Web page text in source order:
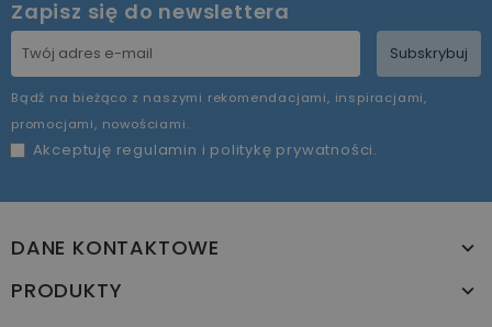
Zapisz się do newslettera
Subskrybuj
Bądź na bieżąco z naszymi rekomendacjami, inspiracjami,
promocjami, nowościami.
Akceptuję regulamin i politykę prywatności.
DANE KONTAKTOWE
PRODUKTY